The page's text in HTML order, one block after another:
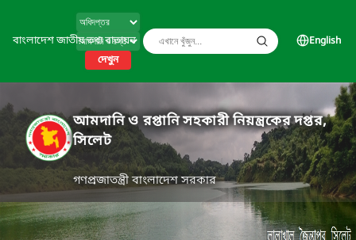
বাংলাদেশ জাতীয় তথ্য বাতায়ন
দেখুন
English
আমদানি ও রপ্তানি সহকারী নিয়ন্ত্রকের দপ্তর,
সিলেট
গণপ্রজাতন্ত্রী বাংলাদেশ সরকার